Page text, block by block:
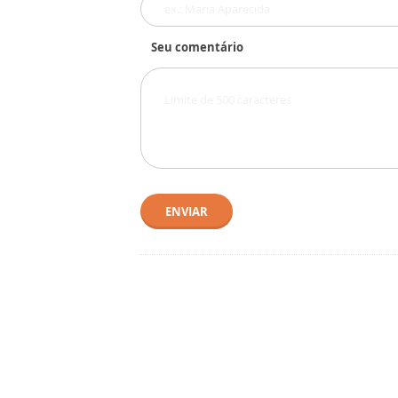
Seu comentário
ENVIAR